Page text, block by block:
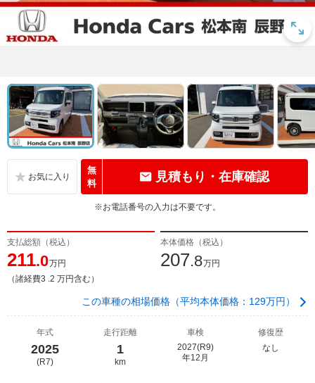
無
料
見積もり・在庫確認
※お電話番号の入力は不要です。
支払総額（税込）
211.0万円
（諸経費3 .2 万円含む）
本体価格（税込）
207.8万円
この車種の相場価格（平均本体価格：129万円）
年式
2025
(R7)
走行距離
1
km
車検
2027(R9)
年12月
修復歴
なし